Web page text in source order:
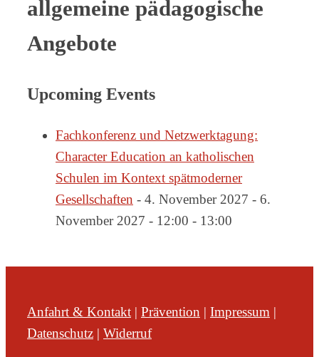
allgemeine pädagogische
Angebote
Upcoming Events
Fachkonferenz und Netzwerktagung:
Character Education an katholischen
Schulen im Kontext spätmoderner
Gesellschaften - 4. November 2027 - 6.
November 2027 - 12:00 - 13:00
Anfahrt & Kontakt | Prävention | Impressum |
Datenschutz | Widerruf